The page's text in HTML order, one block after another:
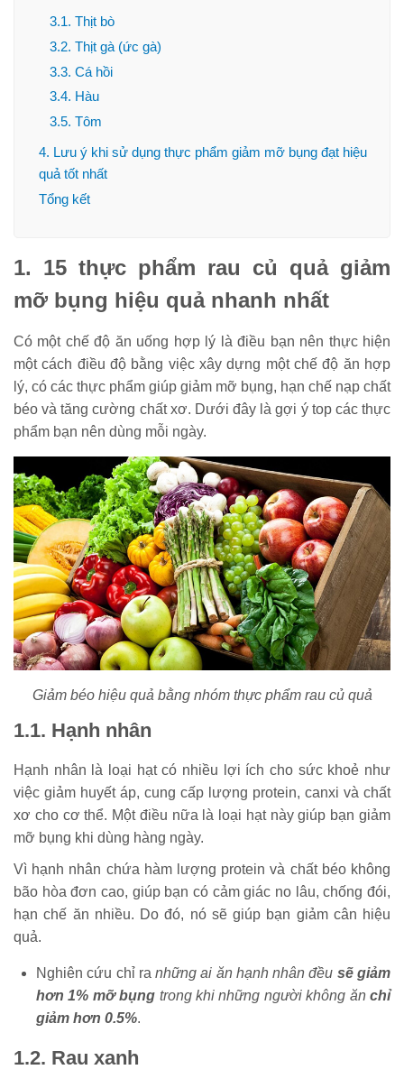
3.1. Thịt bò
3.2. Thịt gà (ức gà)
3.3. Cá hồi
3.4. Hàu
3.5. Tôm
4. Lưu ý khi sử dụng thực phẩm giảm mỡ bụng đạt hiệu
quả tốt nhất
Tổng kết
1. 15 thực phẩm rau củ quả giảm
mỡ bụng hiệu quả nhanh nhất
Có một chế độ ăn uống hợp lý là điều bạn nên thực hiện
một cách điều độ bằng việc xây dựng một chế độ ăn hợp
lý, có các thực phẩm giúp giảm mỡ bụng, hạn chế nạp chất
béo và tăng cường chất xơ. Dưới đây là gợi ý top các thực
phẩm bạn nên dùng mỗi ngày.
Giảm béo hiệu quả bằng nhóm thực phẩm rau củ quả
1.1. Hạnh nhân
Hạnh nhân là loại hạt có nhiều lợi ích cho sức khoẻ như
việc giảm huyết áp, cung cấp lượng protein, canxi và chất
xơ cho cơ thể. Một điều nữa là loại hạt này giúp bạn giảm
mỡ bụng khi dùng hàng ngày.
Vì hạnh nhân chứa hàm lượng protein và chất béo không
bão hòa đơn cao, giúp bạn có cảm giác no lâu, chống đói,
hạn chế ăn nhiều. Do đó, nó sẽ giúp bạn giảm cân hiệu
quả.
Nghiên cứu chỉ ranhững ai ăn hạnh nhân đều sẽ giảm
hơn 1% mỡ bụng trong khi những người không ănchỉ
giảm hơn 0.5%.
1.2. Rau xanh